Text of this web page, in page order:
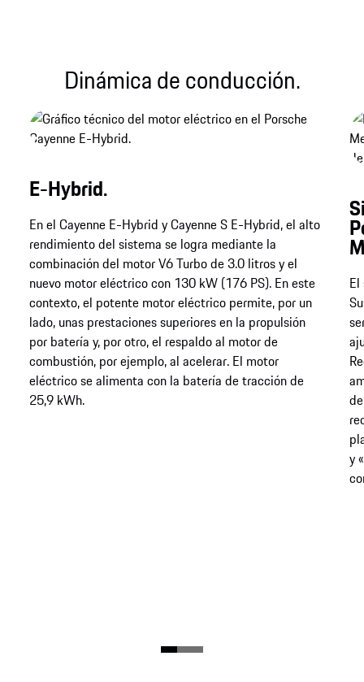
Dinámica de conducción.
E-Hybrid.
En el Cayenne E-Hybrid y Cayenne S E-Hybrid, el alto
rendimiento del sistema se logra mediante la
combinación del motor V6 Turbo de 3.0 litros y el
nuevo motor eléctrico con 130 kW (176 PS). En este
contexto, el potente motor eléctrico permite, por un
lado, unas prestaciones superiores en la propulsión
por batería y, por otro, el respaldo al motor de
combustión, por ejemplo, al acelerar. El motor
eléctrico se alimenta con la batería de tracción de
25,9 kWh.
y